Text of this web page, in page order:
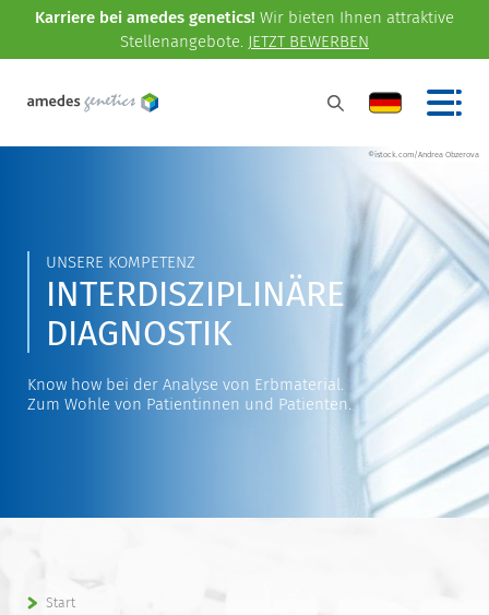
Karriere bei amedes genetics! Wir bieten Ihnen attraktive
Stellenangebote. JETZT BEWERBEN
©istock.com/Andrea Obzerova
UNSERE KOMPETENZ
INTERDISZIPLINÄRE
DIAGNOSTIK
Know how bei der Analyse von Erbmaterial.
Zum Wohle von Patientinnen und Patienten.
Start